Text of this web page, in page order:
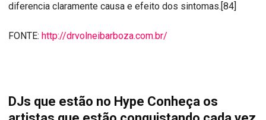
diferencia claramente causa e efeito dos sintomas.[84]
FONTE: http://drvolneibarboza.com.br/
DJs que estão no Hype Conheça os